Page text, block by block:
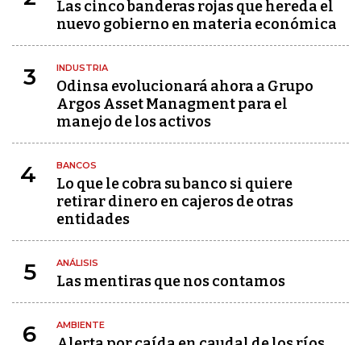
Las cinco banderas rojas que hereda el
nuevo gobierno en materia económica
3 INDUSTRIA
Odinsa evolucionará ahora a Grupo
Argos Asset Managment para el
manejo de los activos
4 BANCOS
Lo que le cobra su banco si quiere
retirar dinero en cajeros de otras
entidades
5 ANÁLISIS
Las mentiras que nos contamos
6 AMBIENTE